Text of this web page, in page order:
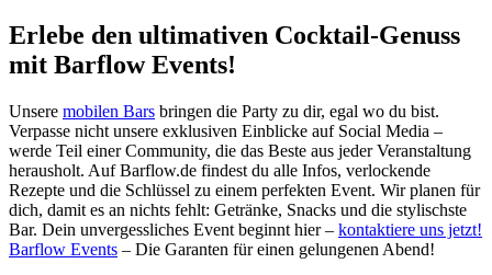
Erlebe den ultimativen Cocktail-Genuss
mit Barflow Events!
Unsere mobilen Bars bringen die Party zu dir, egal wo du bist.
Verpasse nicht unsere exklusiven Einblicke auf Social Media –
werde Teil einer Community, die das Beste aus jeder Veranstaltung
herausholt. Auf Barflow.de findest du alle Infos, verlockende
Rezepte und die Schlüssel zu einem perfekten Event. Wir planen für
dich, damit es an nichts fehlt: Getränke, Snacks und die stylischste
Bar. Dein unvergessliches Event beginnt hier – kontaktiere uns jetzt!
Barflow Events – Die Garanten für einen gelungenen Abend!